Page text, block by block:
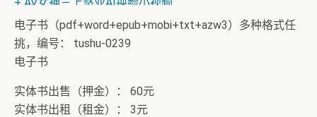
电子书（pdf+word+epub+mobi+txt+azw3）多种格式任
挑，编号： tushu-0239
电子书
实体书出售（押金）： 60元
实体书出租（租金）： 3元